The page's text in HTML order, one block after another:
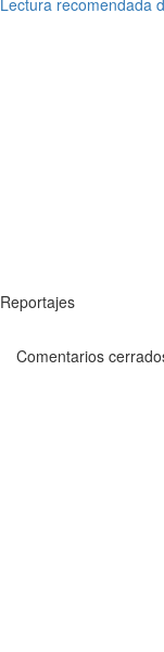
Lectura recomendada
Reportajes
Comentarios